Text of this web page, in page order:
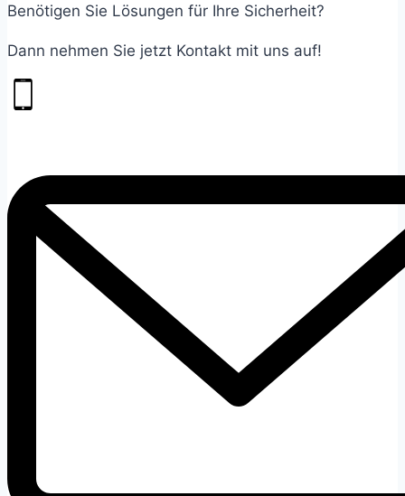
Benötigen Sie Lösungen für Ihre Sicherheit?
Dann nehmen Sie jetzt Kontakt mit uns auf!